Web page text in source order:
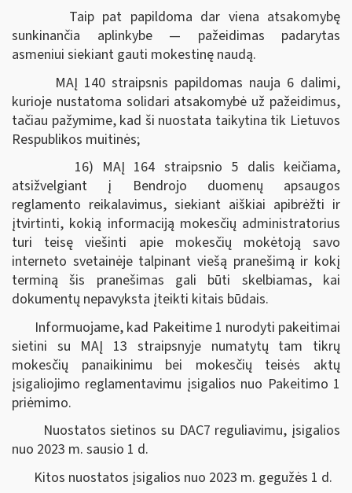
Taip pat papildoma dar viena atsakomybę
sunkinančia aplinkybe — pažeidimas padarytas
asmeniui siekiant gauti mokestinę naudą.
MAĮ 140 straipsnis papildomas nauja 6 dalimi,
kurioje nustatoma solidari atsakomybė už pažeidimus,
tačiau pažymime, kad ši nuostata taikytina tik Lietuvos
Respublikos muitinės;
16) MAĮ 164 straipsnio 5 dalis keičiama,
atsižvelgiant į Bendrojo duomenų apsaugos
reglamento reikalavimus, siekiant aiškiai apibrėžti ir
įtvirtinti, kokią informaciją mokesčių administratorius
turi teisę viešinti apie mokesčių mokėtoją savo
interneto svetainėje talpinant viešą pranešimą ir kokį
terminą šis pranešimas gali būti skelbiamas, kai
dokumentų nepavyksta įteikti kitais būdais.
Informuojame, kad Pakeitime 1 nurodyti pakeitimai
sietini su MAĮ 13 straipsnyje numatytų tam tikrų
mokesčių panaikinimu bei mokesčių teisės aktų
įsigaliojimo reglamentavimu įsigalios nuo Pakeitimo 1
priėmimo.
Nuostatos sietinos su DAC7 reguliavimu, įsigalios
nuo 2023 m. sausio 1 d.
Kitos nuostatos įsigalios nuo 2023 m. gegužės 1 d.